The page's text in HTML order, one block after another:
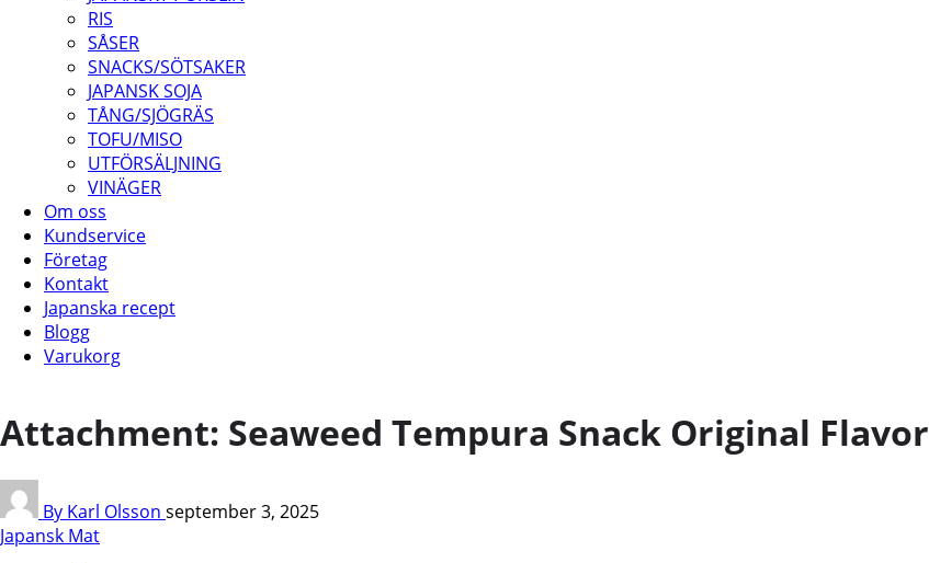
RIS
SÅSER
SNACKS/SÖTSAKER
JAPANSK SOJA
TÅNG/SJÖGRÄS
TOFU/MISO
UTFÖRSÄLJNING
VINÄGER
Om oss
Kundservice
Företag
Kontakt
Japanska recept
Blogg
Varukorg
Attachment: Seaweed Tempura Snack Original Flavor
By Karl Olsson september 3, 2025
Japansk Mat